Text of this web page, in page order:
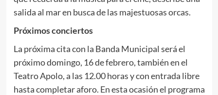
salida al mar en busca de las majestuosas orcas.
Próximos conciertos
La próxima cita con la Banda Municipal será el
próximo domingo, 16 de febrero, también en el
Teatro Apolo, a las 12.00 horas y con entrada libre
hasta completar aforo. En esta ocasión el programa